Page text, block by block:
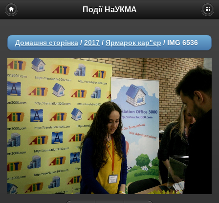
Події НаУКМА
Домашня сторінка / 2017 / Ярмарок кар"єр / IMG 6536